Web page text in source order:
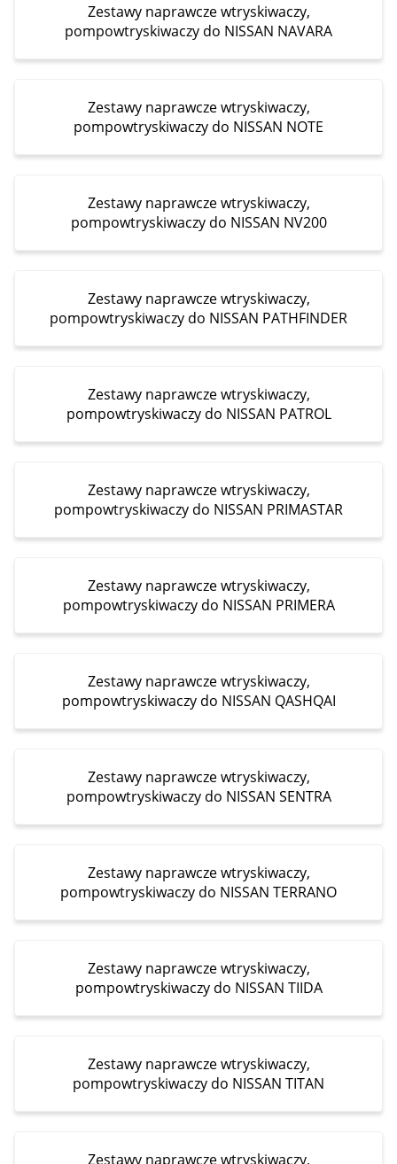
Zestawy naprawcze wtryskiwaczy,
pompowtryskiwaczy do NISSAN NAVARA
Zestawy naprawcze wtryskiwaczy,
pompowtryskiwaczy do NISSAN NOTE
Zestawy naprawcze wtryskiwaczy,
pompowtryskiwaczy do NISSAN NV200
Zestawy naprawcze wtryskiwaczy,
pompowtryskiwaczy do NISSAN PATHFINDER
Zestawy naprawcze wtryskiwaczy,
pompowtryskiwaczy do NISSAN PATROL
Zestawy naprawcze wtryskiwaczy,
pompowtryskiwaczy do NISSAN PRIMASTAR
Zestawy naprawcze wtryskiwaczy,
pompowtryskiwaczy do NISSAN PRIMERA
Zestawy naprawcze wtryskiwaczy,
pompowtryskiwaczy do NISSAN QASHQAI
Zestawy naprawcze wtryskiwaczy,
pompowtryskiwaczy do NISSAN SENTRA
Zestawy naprawcze wtryskiwaczy,
pompowtryskiwaczy do NISSAN TERRANO
Zestawy naprawcze wtryskiwaczy,
pompowtryskiwaczy do NISSAN TIIDA
Zestawy naprawcze wtryskiwaczy,
pompowtryskiwaczy do NISSAN TITAN
Zestawy naprawcze wtryskiwaczy,